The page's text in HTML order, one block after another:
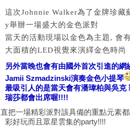
這次Johnnie Walker為了金牌珍藏
y舉辦一場盛大的金色派對
當天的活動現場以金色為主題, 會
大面積的LED視覺來演繹金色時尚
另外當晚也會有由國外首次引進的
Jamii Szmadzinski演奏金色小提琴
最吸引人的是當天會有潘瑋柏與吳克
瑞莎都會出席喔!!!!
把一場精彩派對該具備的重點元素
彩好玩而且眾星雲集的party!!!!